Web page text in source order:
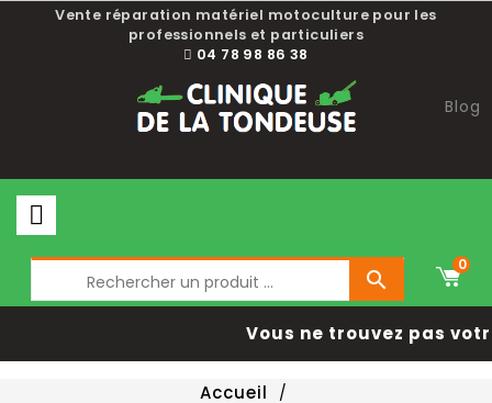
Vente réparation matériel motoculture pour les
professionnels et particuliers
04 78 98 86 38
Blog

0
Vous ne trouvez pas
Accueil